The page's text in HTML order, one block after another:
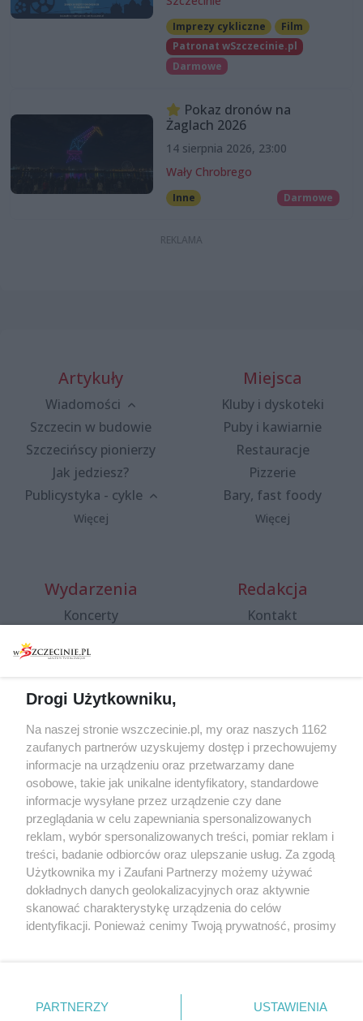
Imprezy cykliczne
Film
Patronat wSzczecinie.pl
Darmowe
Pokaz dronów na
Żaglach 2026
14 sierpnia 2026, 23:00
Wały Chrobrego
Inne Darmowe
Artykuły
Wiadomości
Szczecin w budowie
Szczecińscy pionierzy
Jak jedziesz?
Publicystyka - cykle
Więcej
Miejsca
Kluby i dyskoteki
Puby i kawiarnie
Restauracje
Pizzerie
Bary, fast foody
Więcej
Wydarzenia
Koncerty
Spacery i oprowadzania
targi
Wernisaże
Więcej
Redakcja
Kontakt
Specjalny koncert z okazji
20. urodzin portalu
wSzczecinie.pl
Regulamin konkursów
śniadaniówka "Hej
Szczecin! Jest piątek!"
Partnerzy
Praca Szczecin
Drogi Użytkowniku,
Na naszej stronie wszczecinie.pl, my oraz naszych 1162
zaufanych partnerów uzyskujemy dostęp i przechowujemy
informacje na urządzeniu oraz przetwarzamy dane
osobowe, takie jak unikalne identyfikatory, standardowe
informacje wysyłane przez urządzenie czy dane
przeglądania w celu zapewniania spersonalizowanych
reklam, wybór spersonalizowanych treści, pomiar reklam i
treści, badanie odbiorców oraz ulepszanie usług. Za zgodą
Użytkownika my i Zaufani Partnerzy możemy używać
dokładnych danych geolokalizacyjnych oraz aktywnie
skanować charakterystykę urządzenia do celów
identyfikacji. Ponieważ cenimy Twoją prywatność, prosimy
prywatności znajdujący się w lewym dolnym rogu strony
. Niektóre rodzaje przetwarzania danych nie wymagają
PARTNERZY USTAWIENIA